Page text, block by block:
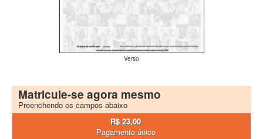
Verso
Matricule-se agora mesmo
Preenchendo os campos abaixo
R$ 23,00
Pagamento único